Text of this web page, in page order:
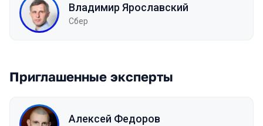
Владимир Ярославский
Сбер
Приглашенные эксперты
Алексей Федоров